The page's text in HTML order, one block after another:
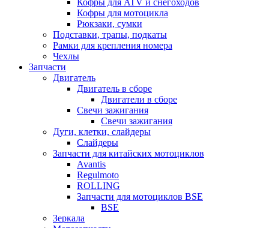
Кофры для мотоцикла
Рюкзаки, сумки
Подставки, трапы, подкаты
Рамки для крепления номера
Чехлы
Запчасти
Двигатель
Двигатель в сборе
Двигатели в сборе
Свечи зажигания
Свечи зажигания
Дуги, клетки, слайдеры
Слайдеры
Запчасти для китайских мотоциклов
Avantis
Regulmoto
ROLLING
Запчасти для мотоциклов BSE
BSE
Зеркала